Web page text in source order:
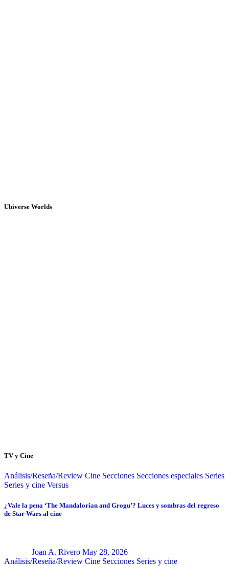
Ubiverse Worlds
TV y Cine
Análisis/Reseña/Review Cine Secciones Secciones especiales Series
Series y cine Versus
¿Vale la pena ‘The Mandalorian and Grogu’? Luces y sombras del regreso
de Star Wars al cine
Joan A. Rivero May 28, 2026
Análisis/Reseña/Review Cine Secciones Series y cine